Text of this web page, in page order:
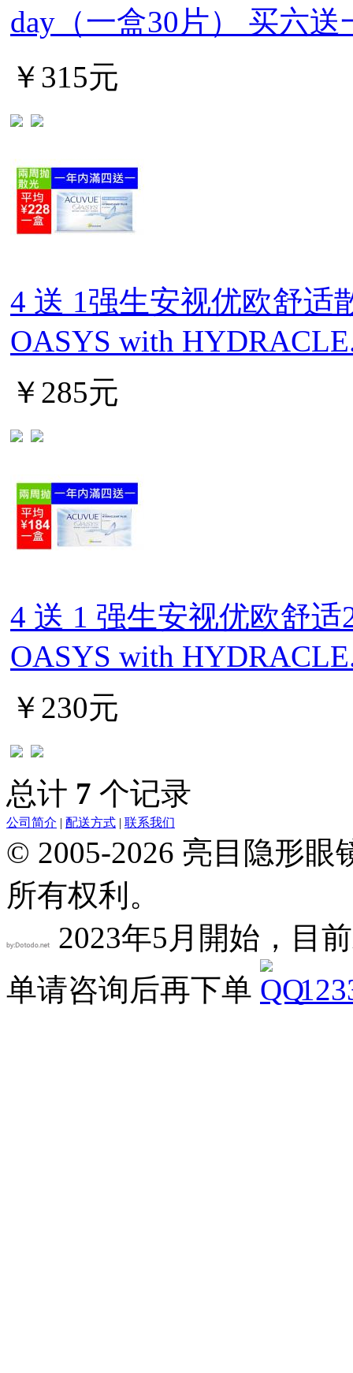
day（一盒30片） 买六送
￥315元
4 送 1强生安视优欧舒适
OASYS with
￥285元
4 送 1 强生安视优欧舒
OASYS with
￥230元
总计 7 个记录
公司简介 | 配送方式 | 联系我们
© 2005-2026 亮目隐形
所有权利。
2023年5月開始，目
单请咨询后再下单